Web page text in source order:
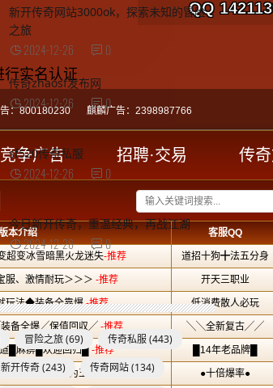
新开传奇网站3000ok，探索未知的冒险
之旅
2024-12-26 0
传奇zhaosf发布网
2024-12-26 0
sf520传奇私服
2024-12-26 0
今日新开传奇，重温经典，再战江湖
2024-12-26 0
冒险之旅(69) 传奇私服(443)
新开传奇(243) 传奇网站(134)